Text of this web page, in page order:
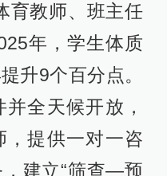
育教师、班主任
年，学生体质
升9个百分点。
全天候开放，
，提供一对一咨
建立“筛查—预